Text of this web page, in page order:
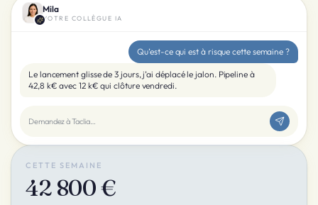
Mila
VOTRE COLLÈGUE IA
Qu’est-ce qui est à risque cette semaine ?
Le lancement glisse de 3 jours, j’ai déplacé le jalon. Pipeline à
42,8 k€ avec 12 k€ qui clôture vendredi.
Demandez à Taclia…
CETTE SEMAINE
42 800 €